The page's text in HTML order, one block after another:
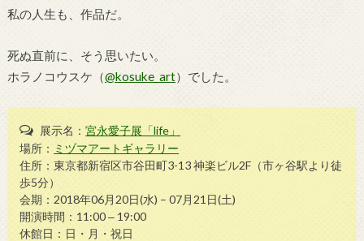
私の人生も、作品だ。
死ぬ直前に、そう思いたい。
ホラノコウスケ（@kosuke_art）でした。
展示名：宮永愛子展「life」
場所： ミヅマアートギャラリー
住所：東京都新宿区市谷田町3-13 神楽ビル2F（市ヶ谷駅より徒
歩5分）
会期：2018年06月20日(水) – 07月21日(土)
開演時間：11:00 ‒ 19:00
休館日：日・月・祝日